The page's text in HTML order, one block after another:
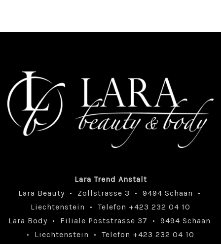
Lara Trend Anstalt
Lara Beauty • Zollstrasse 3 • 9494 Schaan •
Liechtenstein • Telefon +423 232 04 10
Lara Body • Filiale Poststrasse 37 • 9494 Schaan
• Liechtenstein • Telefon +423 232 04 10